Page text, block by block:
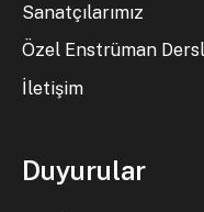
Sanatçılarımız
Özel Enstrüman
İletişim
Duyurular